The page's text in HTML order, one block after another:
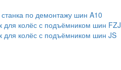
по демонтажу шин A10
для колёс с подъёмником шин FZJ
для колёс с подъёмником шин JS